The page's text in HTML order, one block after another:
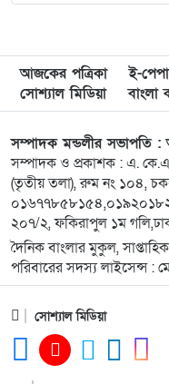
প্রবাসীর
নিচ্ছে না পুলিশ
৯
আপত্তি
ইটভাটার প্রস্তুতি!
১০
রামগঞ্জে খাল
হয়ে ছড়াচ্ছে রোগ
১১
রামগঞ্জে
সুবিধাবঞ্চিত
১২
আজকের পত্রিকা ই-
সোশ্যাল মিডিয়া
বাংলা
সম্পাদক মন্ডলীর সভাপতি
সম্পাদক ও প্রকাশক : এ.
(তৃতীয় তলা), রুম নং ১০৪,
২০৭/২, ফকিরাপুল ১ম
দৈনিক বাংলার মুকুল,
পরিবারের সদস্য লাইসেন্স :
সোশ্যাল মিডিয়া